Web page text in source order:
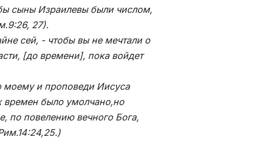
сыны Израилевы были числом,
27).
сей, - чтобы вы не мечтали о
[до времени], пока войдет
моему и проповеди Иисуса
времен было умолчано,но
по повелению вечного Бога,